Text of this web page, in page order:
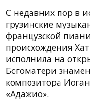
С недавних пор в
грузинские
французской
происхождения
исполнила на
Богоматери
композитора
«Адажио».